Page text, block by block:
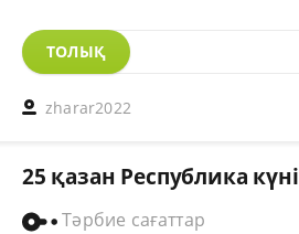
ТОЛЫҚ
zharar2022
25 қазан Республика күні
Тәрбие сағаттар